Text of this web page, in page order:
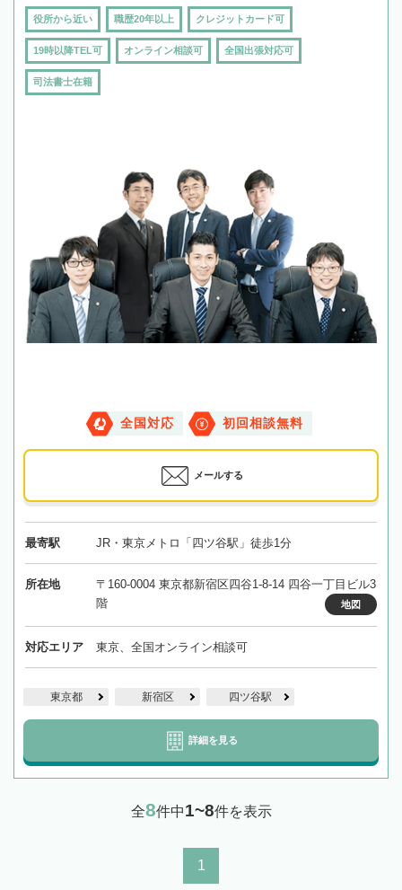
役所から近い 職歴20年以上 クレジットカード可
19時以降TEL可 オンライン相談可 全国出張対応可
司法書士在籍
全国対応 初回相談無料
メールする
最寄駅 JR・東京メトロ「四ツ谷駅」徒歩1分
所在地
〒160-0004 東京都新宿区四谷1-8-14 四谷一丁目ビル3
階
地図
対応エリア 東京、全国オンライン相談可
東京都 新宿区 四ツ谷駅
詳細を見る
全8件中1~8件を表示
1